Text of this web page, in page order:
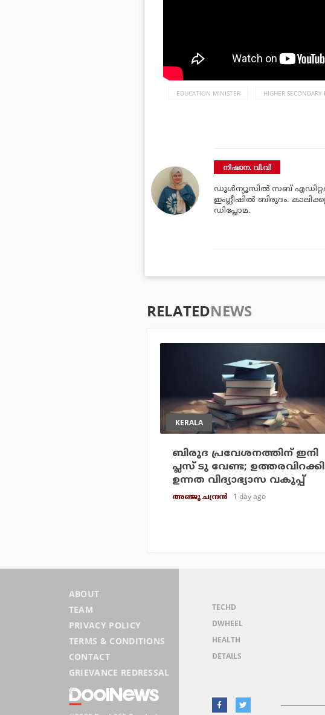
EDUCATION MINISTER HIGHER SECONDARY
നിഷാന. വി.വി
ഡൂള്‍ന്യൂസില്‍ സബ് എഡിറ്റര്‍
ഇംഗ്ലീഷില്‍ ബിരുദം.
ഡിപ്ലോമ.
RELATEDNEWS
KERALA
ബിരുദ പ്രവേശനത്തിന് ഇനി
പ്ലസ് ടു വേണ്ട; ഉത്തരവിറക്കി
ഉന്നത വിദ്യാഭ്യാസ വകുപ്പ്
അഞ്ജു ചന്ദ്രന്‍ 1 day ago
ABOUT
TEAM
PRIVACY POLICY
TERMS & CONDITIONS
CONTACT
GRIEVANCE REDRESSAL
TECHD
DWHEEL
HEALTH
DETAILS